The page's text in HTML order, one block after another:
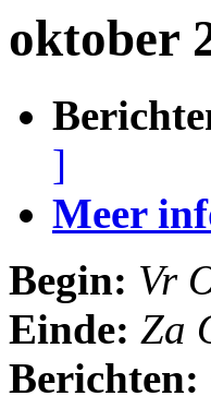
oktober
]
Meer
Begin: Vr
Einde: Za
Berichten: